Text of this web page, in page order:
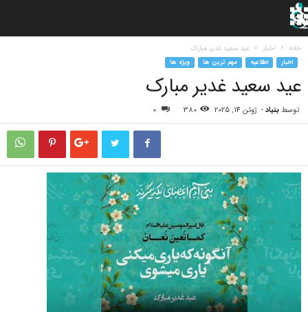
خانه اخبار عید سعید غدیر مبارک
اخبار اطلاعیه مهم ترین ها ویژه ها
عید سعید غدیر مبارک
توسط بنیاد- ژوئن 14, 2025 380
0